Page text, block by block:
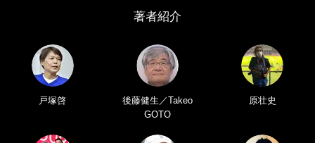
著者紹介
戸塚啓
後藤健生／Takeo
GOTO
原壮史